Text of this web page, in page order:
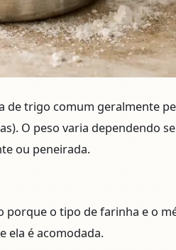
de trigo comum geralmente
. O peso varia dependendo
ou peneirada.
porque o tipo de farinha e o
ela é acomodada.